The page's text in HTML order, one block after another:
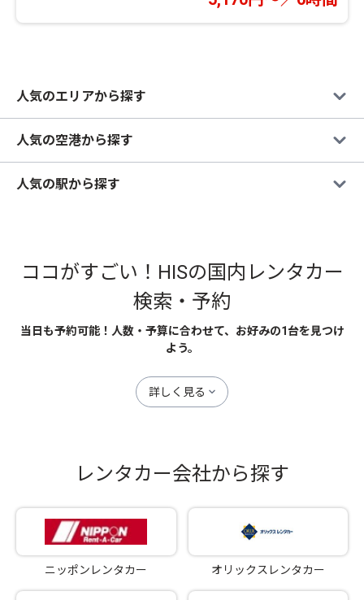
人気のエリアから探す
人気の空港から探す
人気の駅から探す
ココがすごい！HISの国内レンタカー
検索・予約
当日も予約可能！人数・予算に合わせて、お好みの1台を見つけ
よう。
詳しく見る
レンタカー会社から探す
ニッポンレンタカー オリックスレンタカー